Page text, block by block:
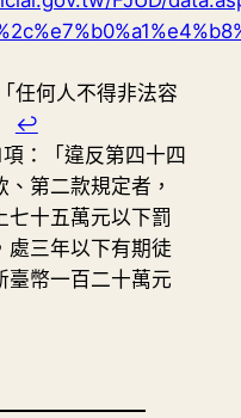
任何人不得非法容
↩︎
：「違反第四十四
第二款規定者，
七十五萬元以下罰
處三年以下有期徒
臺幣一百二十萬元